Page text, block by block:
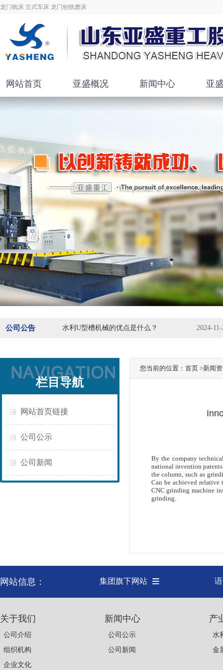
龙门铣床 立式车床 龙门刨铣磨床
网站首页 亚盛概况 新闻中心 亚
公司公告 水利U型槽机械的优点是什么？ 2024-
栏目导航
网站首页链接
公司公示
公司新闻
您当前的位置： 首页 >新闻资
By the company
national invention
the column, such as
Can be achieved
CNC grinding machine
grinding.
网站信息： 集团旗下网站
关于我们
公司介绍
组织机构
企业文化
新闻中心
公司公示
公司新闻
产
水
金